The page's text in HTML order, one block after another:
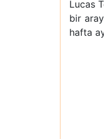
Lucas
bir
hafta